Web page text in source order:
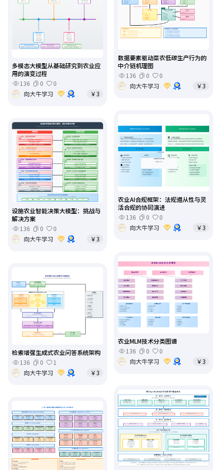
数据要素驱动菜农低碳生产行为的
中介链机理图
136
0
0
向大牛学习
￥3
多模态大模型从基础研究到农业应
用的演变过程
136
0
0
向大牛学习
￥3
农业AI合规框架：法规遵从性与灵
活合规的协同演进
136
0
0
向大牛学习
￥3
设施农业智能决策大模型：挑战与
解决方案
136
0
0
向大牛学习
￥3
农业MLM技术分类图谱
136
0
0
向大牛学习
￥3
检索增强生成式农业问答系统架构
136
0
1
向大牛学习
￥3